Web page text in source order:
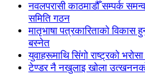
नवलपरासी काठमाडौँ सम्पर्क
समिति गठन
मातृभाषा पत्रकारिताको विकास
बस्नेत
युवाहरूमाथि सिंगो राष्ट्रको
टेण्डर नै नखुलाइ खोला उत्खननको